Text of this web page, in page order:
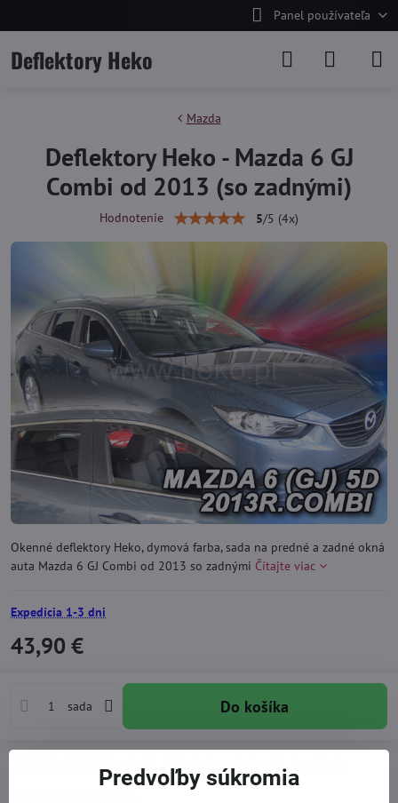
Panel používateľa
Deflektory Heko
Mazda
Deflektory Heko - Mazda 6 GJ
Combi od 2013 (so zadnými)
Hodnotenie 5/5 (4x)
Okenné deflektory Heko, dymová farba, sada na predné a zadné okná
auta Mazda 6 GJ Combi od 2013 so zadnými Čítajte viac
Expedícia 1-3 dni
43,90 €
sada Do košíka
Predvoľby súkromia